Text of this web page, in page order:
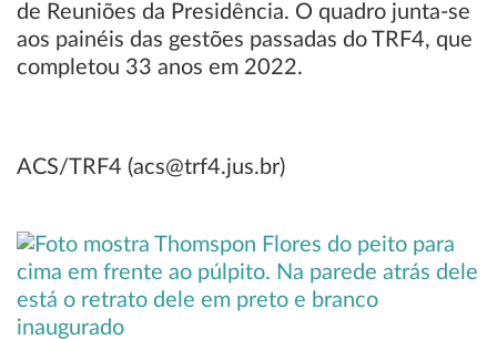
de Reuniões da Presidência. O quadro junta-se
aos painéis das gestões passadas do TRF4, que
completou 33 anos em 2022.
ACS/TRF4 (acs@trf4.jus.br)